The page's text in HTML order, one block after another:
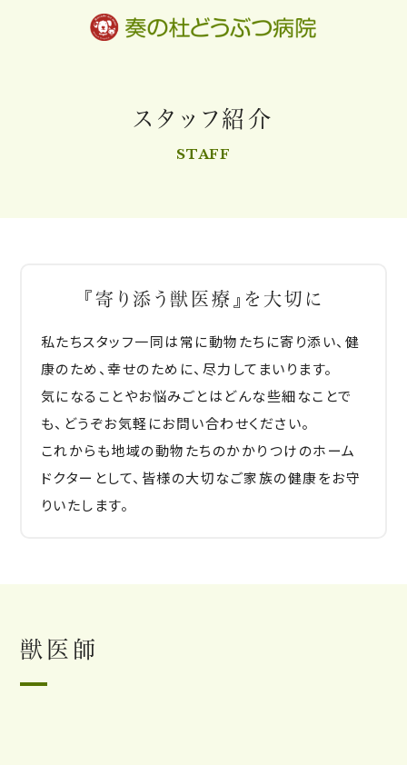
スタッフ紹介
STAFF
『寄り添う獣医療』を大切に
私たちスタッフ一同は常に動物たちに寄り添い、健
康のため、幸せのために、尽力してまいります。
気になることやお悩みごとはどんな些細なことで
も、どうぞお気軽にお問い合わせください。
これからも地域の動物たちのかかりつけのホーム
ドクターとして、皆様の大切なご家族の健康をお守
りいたします。
獣医師